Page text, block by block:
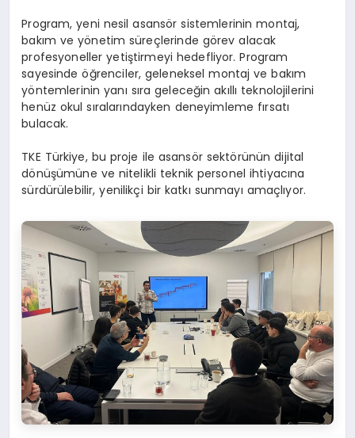
Program, yeni nesil asansör sistemlerinin montaj,
bakım ve yönetim süreçlerinde görev alacak
profesyoneller yetiştirmeyi hedefliyor. Program
sayesinde öğrenciler, geleneksel montaj ve bakım
yöntemlerinin yanı sıra geleceğin akıllı teknolojilerini
henüz okul sıralarındayken deneyimleme fırsatı
bulacak.
TKE Türkiye, bu proje ile asansör sektörünün dijital
dönüşümüne ve nitelikli teknik personel ihtiyacına
sürdürülebilir, yenilikçi bir katkı sunmayı amaçlıyor.